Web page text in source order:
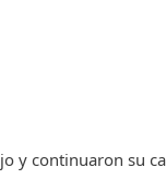
y continuaron su